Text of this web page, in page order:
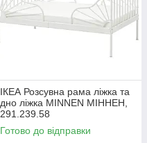
ІКЕА Розсувна рама ліжка та
дно ліжка MINNEN МІННЕН,
291.239.58
Готово до відправки